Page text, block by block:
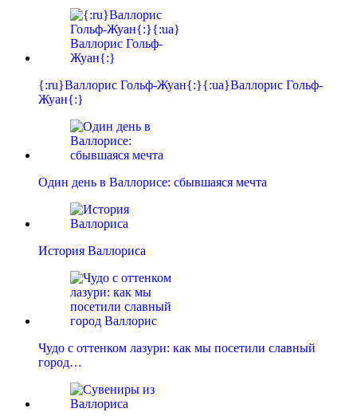
{:ru}Валлорис Гольф-Жуан{:}{:ua}Валлорис Гольф-
Жуан{:}
Один день в Валлорисе: сбывшаяся мечта
История Валлориса
Чудо с оттенком лазури: как мы посетили славный
город…